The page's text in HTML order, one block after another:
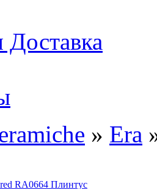
Доставка
» Era